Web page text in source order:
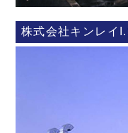
株式会社キンレイ